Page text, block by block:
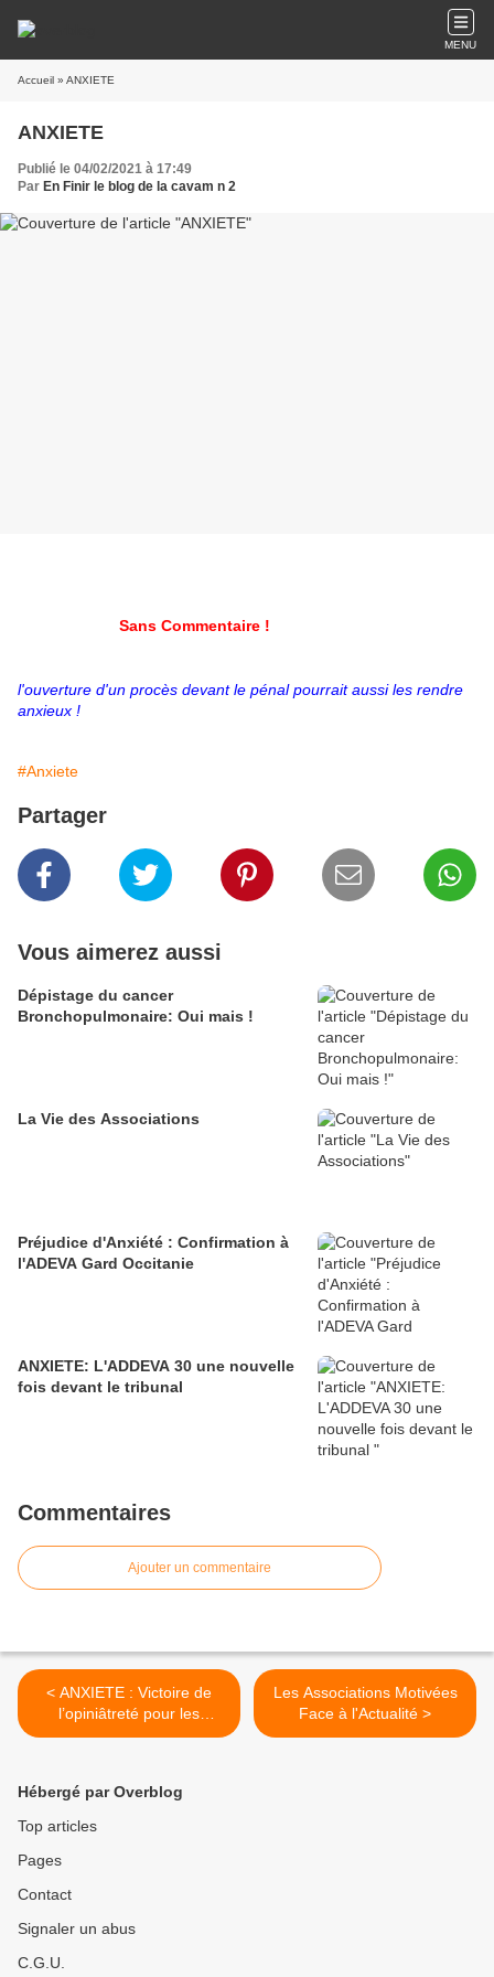
MENU
Accueil » ANXIETE
ANXIETE
Publié le 04/02/2021 à 17:49
Par En Finir le blog de la cavam n 2
Sans Commentaire !
l'ouverture d'un procès devant le pénal pourrait aussi les rendre
anxieux !
#Anxiete
Partager
Vous aimerez aussi
Dépistage du cancer
Bronchopulmonaire: Oui mais !
La Vie des Associations
Préjudice d'Anxiété : Confirmation à
l'ADEVA Gard Occitanie
ANXIETE: L'ADDEVA 30 une nouvelle
fois devant le tribunal
Commentaires
Ajouter un commentaire
< ANXIETE : Victoire de
l’opiniâtreté pour les
Mineurs
Les Associations Motivées
Face à l'Actualité >
Hébergé par Overblog
Top articles
Pages
Contact
Signaler un abus
C.G.U.